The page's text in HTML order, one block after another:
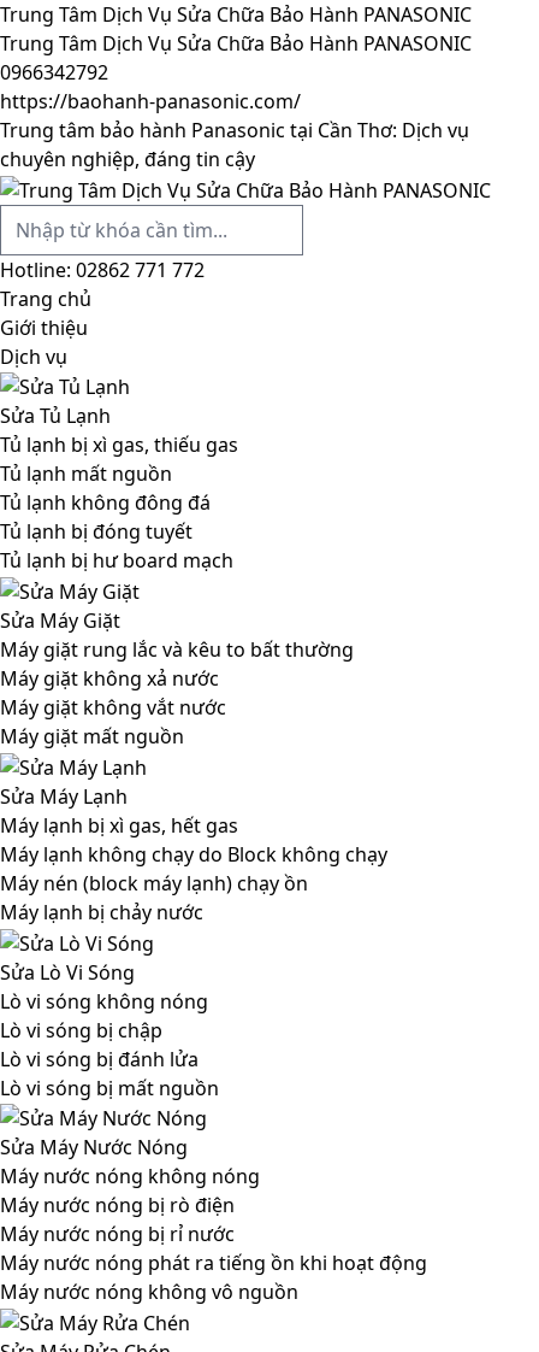
Trung Tâm Dịch Vụ Sửa Chữa Bảo Hành PANASONIC
Trung Tâm Dịch Vụ Sửa Chữa Bảo Hành PANASONIC
0966342792
https://baohanh-panasonic.com/
Trung tâm bảo hành Panasonic tại Cần Thơ: Dịch vụ
chuyên nghiệp, đáng tin cậy
Hotline: 02862 771 772
Trang chủ
Giới thiệu
Dịch vụ
Sửa Tủ Lạnh
Tủ lạnh bị xì gas, thiếu gas
Tủ lạnh mất nguồn
Tủ lạnh không đông đá
Tủ lạnh bị đóng tuyết
Tủ lạnh bị hư board mạch
Sửa Máy Giặt
Máy giặt rung lắc và kêu to bất thường
Máy giặt không xả nước
Máy giặt không vắt nước
Máy giặt mất nguồn
Sửa Máy Lạnh
Máy lạnh bị xì gas, hết gas
Máy lạnh không chạy do Block không chạy
Máy nén (block máy lạnh) chạy ồn
Máy lạnh bị chảy nước
Sửa Lò Vi Sóng
Lò vi sóng không nóng
Lò vi sóng bị chập
Lò vi sóng bị đánh lửa
Lò vi sóng bị mất nguồn
Sửa Máy Nước Nóng
Máy nước nóng không nóng
Máy nước nóng bị rò điện
Máy nước nóng bị rỉ nước
Máy nước nóng phát ra tiếng ồn khi hoạt động
Máy nước nóng không vô nguồn